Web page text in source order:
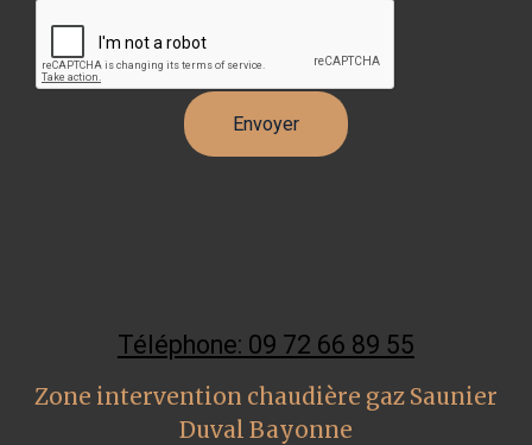
Téléphone: 09 72 66 89 55
Zone intervention chaudière gaz Saunier
Duval Bayonne